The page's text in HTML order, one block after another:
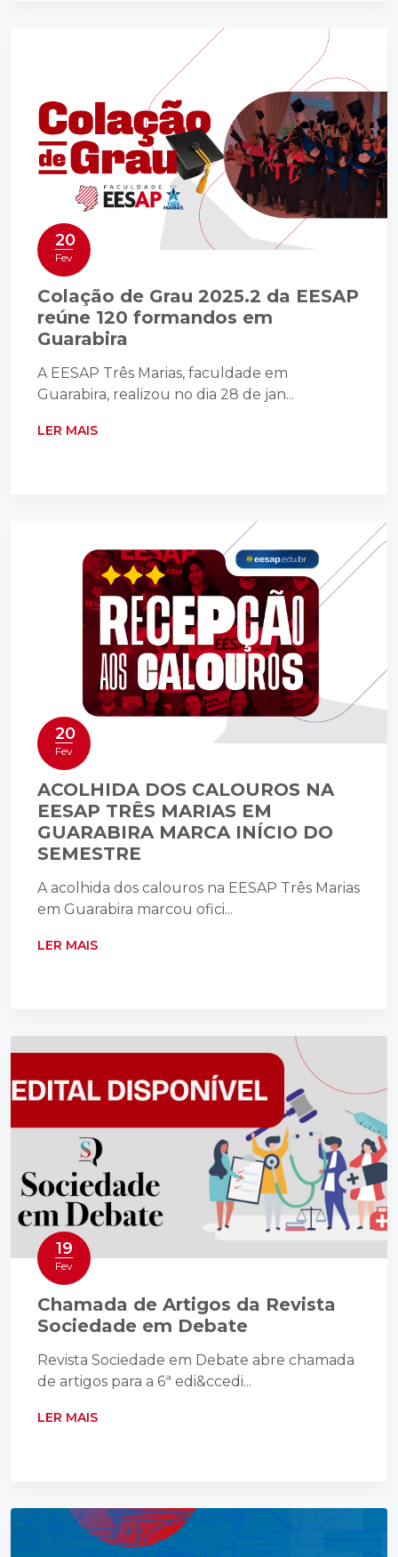
20
Fev
Colação de Grau 2025.2 da EESAP
reúne 120 formandos em
Guarabira
A EESAP Três Marias, faculdade em
Guarabira, realizou no dia 28 de jan...
LER MAIS
20
Fev
ACOLHIDA DOS CALOUROS NA
EESAP TRÊS MARIAS EM
GUARABIRA MARCA INÍCIO DO
SEMESTRE
A acolhida dos calouros na EESAP Três Marias
em Guarabira marcou ofici...
LER MAIS
19
Fev
Chamada de Artigos da Revista
Sociedade em Debate
Revista Sociedade em Debate abre chamada
de artigos para a 6ª edi&ccedi...
LER MAIS